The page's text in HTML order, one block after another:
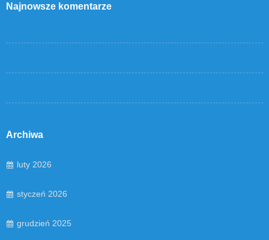
Najnowsze komentarze
Archiwa
luty 2026
styczeń 2026
grudzień 2025